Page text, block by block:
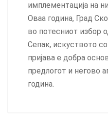
имплементација на
Оваа година, Град
во потесниот избор
Сепак, искуството
пријава е добра
предлогот и негово
година.